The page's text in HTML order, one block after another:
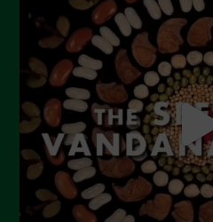
Settembre 2023
Agosto 2023
Luglio 2023
Giugno 2023
Maggio 2023
Aprile 2023
Marzo 2023